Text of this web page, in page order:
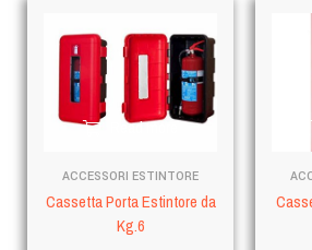
Read more
ACCESSORI ESTINTORE
Cassetta Porta Estintore da
Kg.6